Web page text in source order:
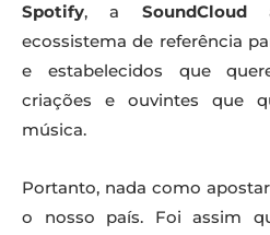
Spotify, a SoundCloud
ecossistema de referência
e estabelecidos que
criações e ouvintes que
música.
Portanto, nada como
o nosso país. Foi assim